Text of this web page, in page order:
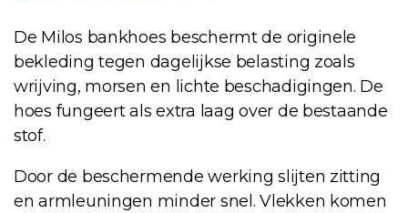
De Milos bankhoes beschermt de originele
bekleding tegen dagelijkse belasting zoals
wrijving, morsen en lichte beschadigingen. De
hoes fungeert als extra laag over de bestaande
stof.
Door de beschermende werking slijten zitting
en armleuningen minder snel. Vlekken komen